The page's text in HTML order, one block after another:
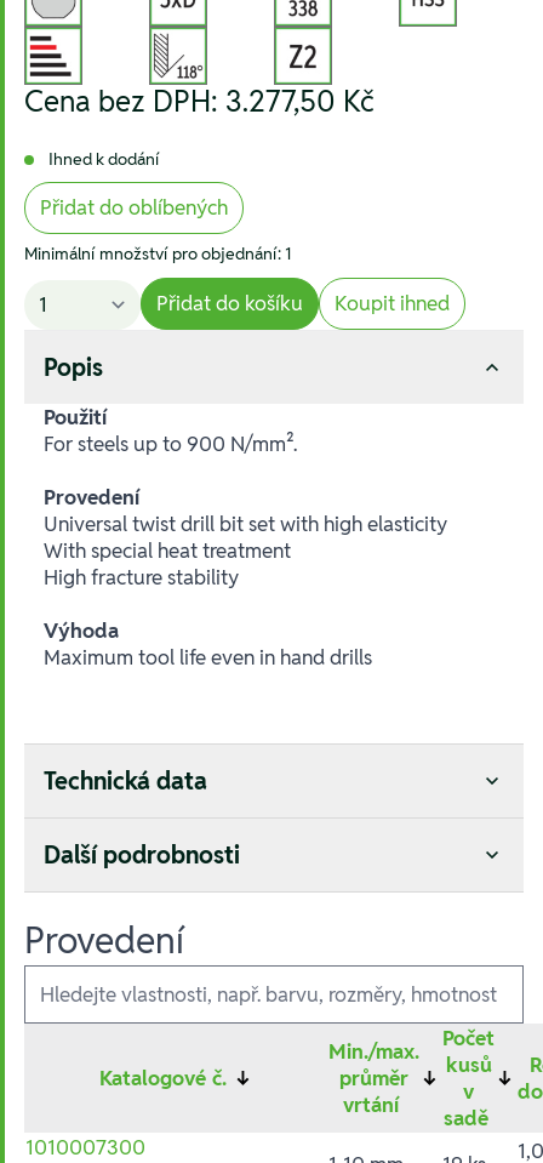
Cena bez DPH: 3.277,50 Kč
Ihned k dodání
Přidat do oblíbených
Minimální množství pro objednání: 1
Přidat do košíku Koupit ihned
Popis
Použití
For steels up to 900 N/mm².
Provedení
Universal twist drill bit set with high elasticity
With special heat treatment
High fracture stability
Výhoda
Maximum tool life even in hand drills
Technická data
Další podrobnosti
Provedení
Ausführungen
Katalogové č. ↓
Min./max.
průměr
vrtání
↓
Počet
kusů
v
sadě
↓
1010007300